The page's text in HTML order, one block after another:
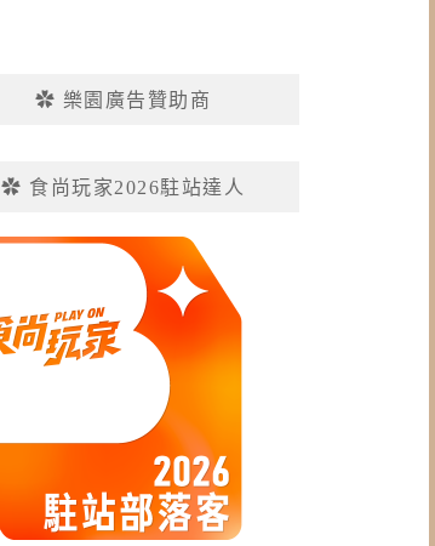
✿ 樂園廣告贊助商
✿ 食尚玩家2026駐站達人